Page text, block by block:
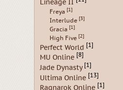
Lineage II
Freya [1]
Interlude [3]
Gracia [1]
High Five [2]
Perfect World [1]
MU Online [8]
Jade Dynasty [1]
Ultima Online [13]
Ragnarok Online [1]